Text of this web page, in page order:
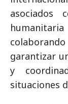
asociados
garantizar
y
situaciones